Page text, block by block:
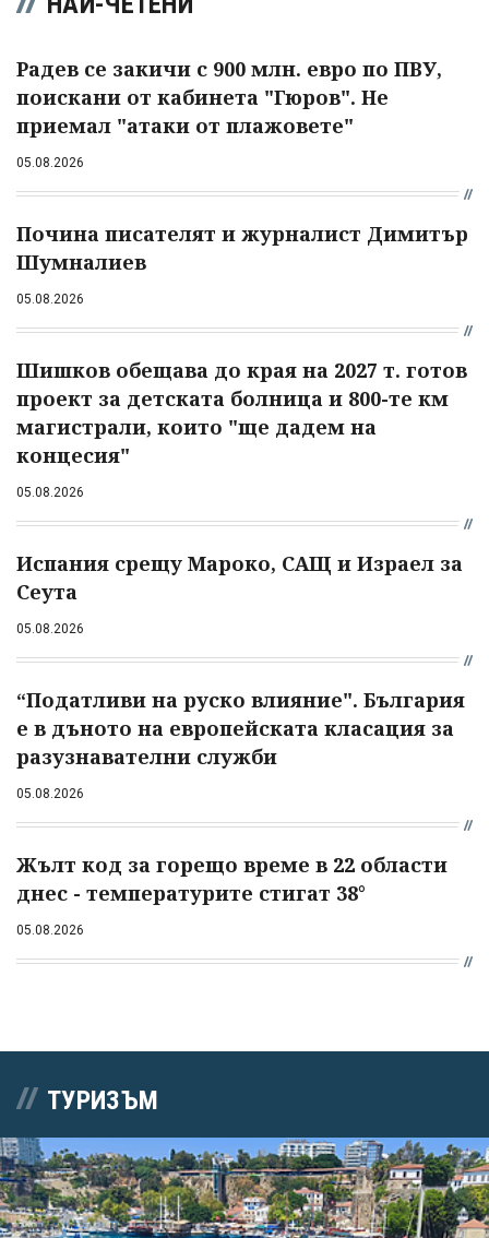
Радев се закичи с 900 млн. евро по ПВУ,
поискани от кабинета "Гюров". Не
приемал "атаки от плажовете"
05.08.2026
Почина писателят и журналист Димитър
Шумналиев
05.08.2026
Шишков обещава до края на 2027 т. готов
проект за детската болница и 800-те км
магистрали, които "ще дадем на
концесия"
05.08.2026
Испания срещу Мароко, САЩ и Израел за
Сеута
05.08.2026
“Податливи на руско влияние". България
е в дъното на европейската класация за
разузнавателни служби
05.08.2026
Жълт код за горещо време в 22 области
днес - температурите стигат 38°
05.08.2026
ТУРИЗЪМ